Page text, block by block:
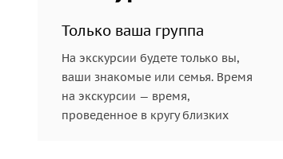
Только ваша группа
На экскурсии будете только вы,
ваши знакомые или семья. Время
на экскурсии — время,
проведенное в кругу близких